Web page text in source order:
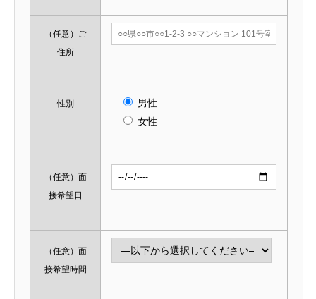
（任意） ご
住所
性別
男性
女性
（任意） 面
接希望日
（任意） 面
接希望時間